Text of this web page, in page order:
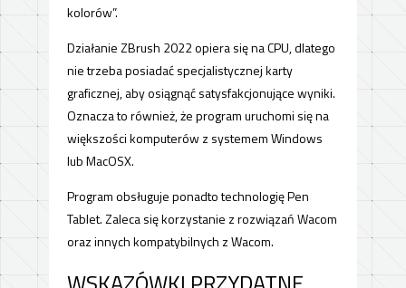
kolorów”.
Działanie ZBrush 2022 opiera się na CPU, dlatego
nie trzeba posiadać specjalistycznej karty
graficznej, aby osiągnąć satysfakcjonujące wyniki.
Oznacza to również, że program uruchomi się na
większości komputerów z systemem Windows
lub MacOSX.
Program obsługuje ponadto technologię Pen
Tablet. Zaleca się korzystanie z rozwiązań Wacom
oraz innych kompatybilnych z Wacom.